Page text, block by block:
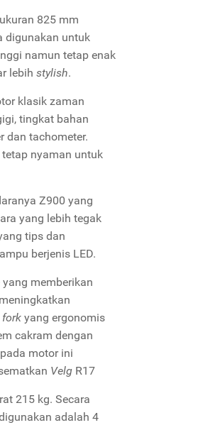
825 mm
digunakan untuk
namun tetap enak
lebih stylish.
klasik zaman
tingkat bahan
dan tachometer.
nyaman untuk
Z900 yang
yang lebih tegak
tips dan
berjenis LED.
yang memberikan
fork yang ergonomis
cakram dengan
motor ini
Velg R17
215 kg. Secara
adalah 4